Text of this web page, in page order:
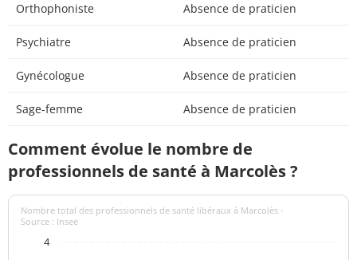
Orthophoniste Absence de praticien
Psychiatre Absence de praticien
Gynécologue Absence de praticien
Sage-femme Absence de praticien
Comment évolue le nombre de
professionnels de santé à Marcolès ?
Nombre total des professionnels de santé libéraux à Marcolès -
Source : Insee
4